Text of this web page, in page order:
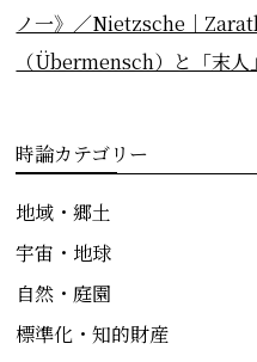
ノ一》／Nietzsche｜
（Übermensch）と「末
時論カテゴリー
地域・郷土
宇宙・地球
自然・庭園
標準化・知的財産